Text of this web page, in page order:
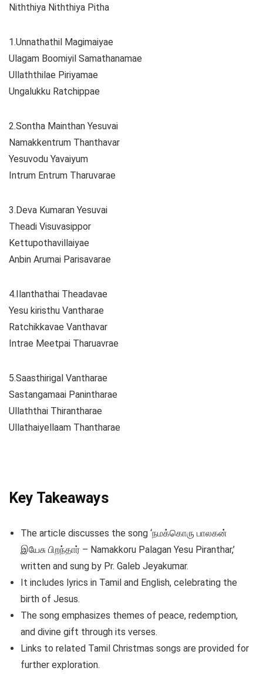
Niththiya Niththiya Pitha
1.Unnathathil Magimaiyae
Ulagam Boomiyil Samathanamae
Ullaththilae Piriyamae
Ungalukku Ratchippae
2.Sontha Mainthan Yesuvai
Namakkentrum Thanthavar
Yesuvodu Yavaiyum
Intrum Entrum Tharuvarae
3.Deva Kumaran Yesuvai
Theadi Visuvasippor
Kettupothavillaiyae
Anbin Arumai Parisavarae
4.Ilanthathai Theadavae
Yesu kiristhu Vantharae
Ratchikkavae Vanthavar
Intrae Meetpai Tharuavrae
5.Saasthirigal Vantharae
Sastangamaai Panintharae
Ullaththai Thirantharae
Ullathaiyellaam Thantharae
Key Takeaways
The article discusses the song ‘நமக்கொரு பாலகன்
இயேசு பிறந்தார் – Namakkoru Palagan Yesu Piranthar,’
written and sung by Pr. Galeb Jeyakumar.
It includes lyrics in Tamil and English, celebrating the
birth of Jesus.
The song emphasizes themes of peace, redemption,
and divine gift through its verses.
Links to related Tamil Christmas songs are provided for
further exploration.